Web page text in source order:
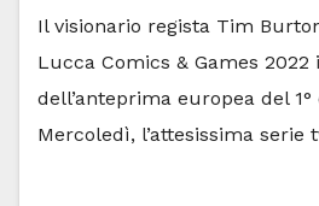
Il visionario regista Tim
Lucca Comics & Games 2022
dell’anteprima europea del 1°
Mercoledì, l’attesissima